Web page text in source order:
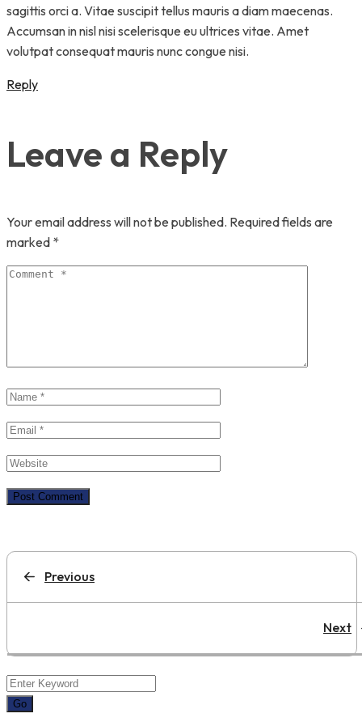
sagittis orci a. Vitae suscipit tellus mauris a diam maecenas.
Accumsan in nisl nisi scelerisque eu ultrices vitae. Amet
volutpat consequat mauris nunc congue nisi.
Reply
Leave a Reply
Your email address will not be published. Required fields are
marked *
Previous
Next